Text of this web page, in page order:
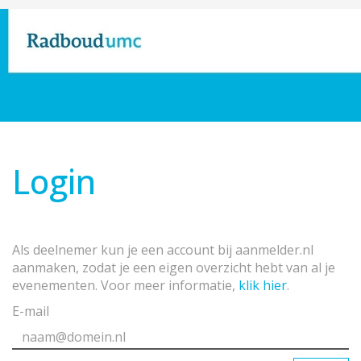
Login
Als deelnemer kun je een account bij aanmelder.nl
aanmaken, zodat je een eigen overzicht hebt van al je
evenementen. Voor meer informatie, klik hier.
E-mail